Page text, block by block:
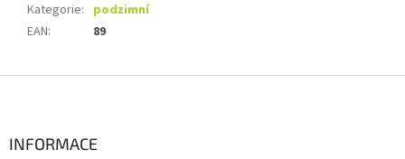
Kategorie: podzimní
EAN: 89
INFORMACE